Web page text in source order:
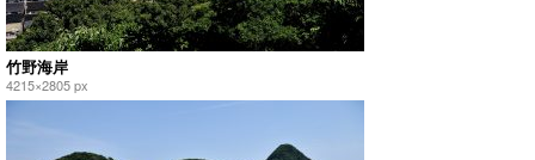
竹野海岸
4215×2805 px